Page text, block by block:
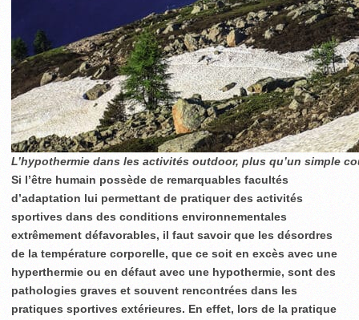
L’hypothermie dans les activités outdoor, plus qu’un simple
Si l’être humain possède de remarquables facultés
d’adaptation lui permettant de pratiquer des activités
sportives dans des conditions environnementales
extrêmement défavorables, il faut savoir que les désordres
de la température corporelle, que ce soit en excès avec une
hyperthermie ou en défaut avec une hypothermie, sont des
pathologies graves et souvent rencontrées dans les
pratiques sportives extérieures. En effet, lors de la pratique